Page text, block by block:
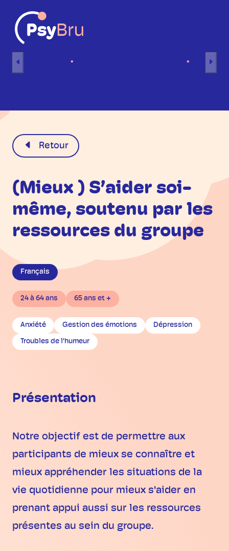
Retour
(Mieux ) S’aider soi-
même, soutenu par les
ressources du groupe
Français
24 à 64 ans 65 ans et +
Anxiété Gestion des émotions Dépression
Troubles de l'humeur
Présentation
Notre objectif est de permettre aux
participants de mieux se connaître et
mieux appréhender les situations de la
vie quotidienne pour mieux s'aider en
prenant appui aussi sur les ressources
présentes au sein du groupe.